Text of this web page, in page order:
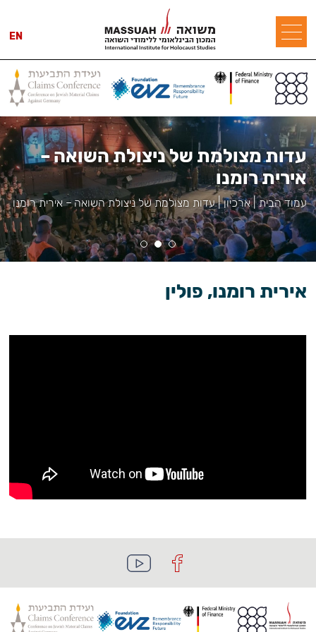
EN
עדות מצולמת של ניצולת השואה –
אירית רומנו
עמוד הבית|ארכיון|עדות מצולמת של ניצולת השואה – אירית רומנו
אירית רומנו, פולין